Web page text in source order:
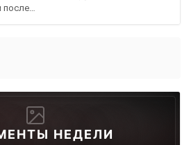
после…
НЕДЕЛИ